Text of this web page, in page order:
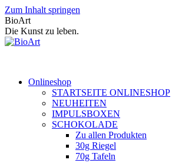
Zum Inhalt springen
BioArt
Die Kunst zu leben.
Onlineshop
STARTSEITE ONLINESHOP
NEUHEITEN
IMPULSBOXEN
SCHOKOLADE
Zu allen Produkten
30g Riegel
70g Tafeln